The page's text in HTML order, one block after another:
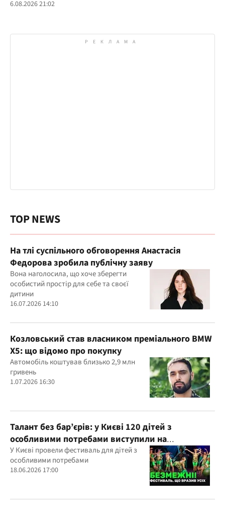
6.08.2026 21:02
TOP NEWS
На тлі суспільного обговорення Анастасія
Федорова зробила публічну заяву
Вона наголосила, що хоче зберегти
особистий простір для себе та своєї
дитини
16.07.2026 14:10
Козловський став власником преміального BMW
X5: що відомо про покупку
Автомобіль коштував близько 2,9 млн
гривень
1.07.2026 16:30
Талант без бар’єрів: у Києві 120 дітей з
особливими потребами виступили на
всеукраїнському фестивалі
У Києві провели фестиваль для дітей з
особливими потребами
18.06.2026 17:00